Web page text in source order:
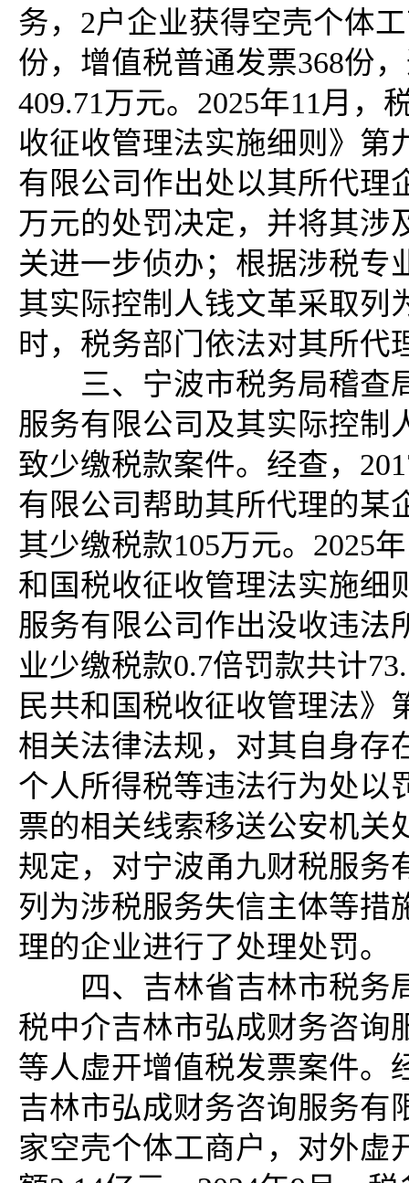
务，2户企业获得空壳个体
份，增值税普通发票368份
409.71万元。2025年11月
收征收管理法实施细则》第
有限公司作出处以其所代理
万元的处罚决定，并将其涉
关进一步侦办；根据涉税专
其实际控制人钱文革采取列
时，税务部门依法对其所代
三、宁波市税务局稽查
服务有限公司及其实际控制
致少缴税款案件。经查，
有限公司帮助其所代理的某
其少缴税款105万元。2025
和国税收征收管理法实施细
服务有限公司作出没收违法
业少缴税款0.7倍罚款共计
民共和国税收征收管理法》
相关法律法规，对其自身存
个人所得税等违法行为处以
票的相关线索移送公安机关
规定，对宁波甬九财税服务
列为涉税服务失信主体等措
理的企业进行了处理处罚。
四、吉林省吉林市税务
税中介吉林市弘成财务咨询
等人虚开增值税发票案件。
吉林市弘成财务咨询服务有
家空壳个体工商户，对外虚